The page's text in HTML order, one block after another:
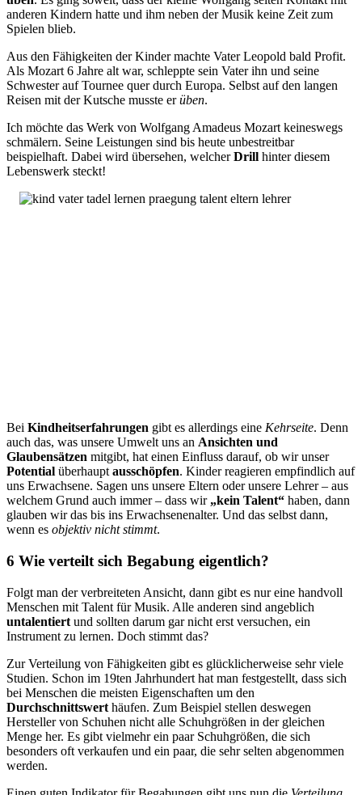
anderen Kindern hatte und ihm neben der Musik keine Zeit zum
Spielen blieb.
Aus den Fähigkeiten der Kinder machte Vater Leopold bald Profit.
Als Mozart 6 Jahre alt war, schleppte sein Vater ihn und seine
Schwester auf Tournee quer durch Europa. Selbst auf den langen
Reisen mit der Kutsche musste erüben.
Ich möchte das Werk von Wolfgang Amadeus Mozart keineswegs
schmälern. Seine Leistungen sind bis heute unbestreitbar
beispielhaft. Dabei wird übersehen, welcherDrill hinter diesem
Lebenswerk steckt!
Bei Kindheitserfahrungen gibt es allerdings eine Kehrseite. Denn
auch das, was unsere Umwelt uns an Ansichten und
Glaubensätzen mitgibt, hat einen Einfluss darauf, ob wir unser
Potential überhauptausschöpfen. Kinder reagieren empfindlich auf
uns Erwachsene. Sagen uns unsere Eltern oder unsere Lehrer – aus
welchem Grund auch immer – dass wir „kein Talent“ haben, dann
glauben wir das bis ins Erwachsenenalter. Und das selbst dann,
wenn es objektiv nicht stimmt.
6 Wie verteilt sich Begabung eigentlich?
Folgt man der verbreiteten Ansicht, dann gibt es nur eine handvoll
Menschen mit Talent für Musik. Alle anderen sind angeblich
untalentiert und sollten darum gar nicht erst versuchen, ein
Instrument zu lernen. Doch stimmt das?
Zur Verteilung von Fähigkeiten gibt es glücklicherweise sehr viele
Studien. Schon im 19ten Jahrhundert hat man festgestellt, dass sich
bei Menschen die meisten Eigenschaften um den
Durchschnittswert häufen. Zum Beispiel stellen deswegen
Hersteller von Schuhen nicht alle Schuhgrößen in der gleichen
Menge her. Es gibt vielmehr ein paar Schuhgrößen, die sich
besonders oft verkaufen und ein paar, die sehr selten abgenommen
werden.